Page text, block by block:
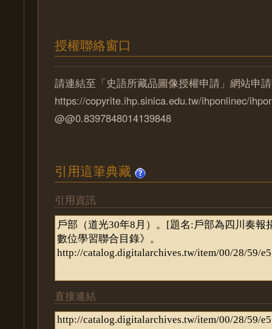
授權聯絡窗口
請連結至「史語所藏品圖像授權申請」網站申
https://copyrite.ihp.sinica.edu.tw/ihponlinec/
@@0.8397848014139848
引用這筆典藏
引用資訊
直接連結